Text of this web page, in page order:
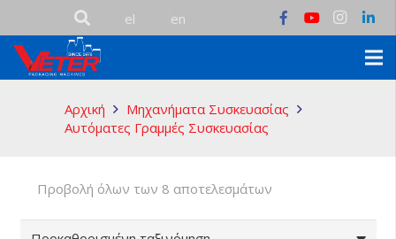
Αρχική
Μηχανήματα Συσκευασίας
Αυτόματες Γραμμές Συσκευασίας
Προβολή όλων των 8 αποτελεσμάτων